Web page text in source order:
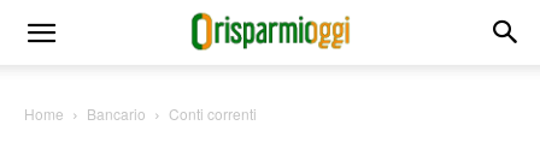
Home Bancario Conti correnti